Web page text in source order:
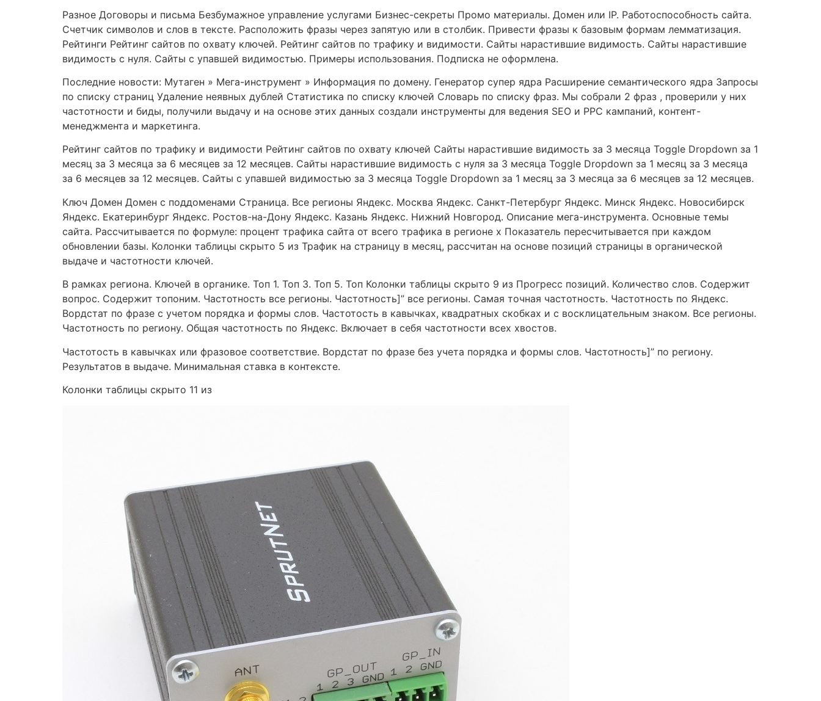
Разное Договоры и письма Безбумажное управление услугами Бизнес-секреты Промо материалы. Домен или IP. Работоспособность сайта.
Счетчик символов и слов в тексте. Расположить фразы через запятую или в столбик. Привести фразы к базовым формам лемматизация.
Рейтинги Рейтинг сайтов по охвату ключей. Рейтинг сайтов по трафику и видимости. Сайты нарастившие видимость. Сайты нарастившие
видимость с нуля. Сайты с упавшей видимостью. Примеры использования. Подписка не оформлена.
Последние новости: Мутаген » Мега-инструмент » Информация по домену. Генератор супер ядра Расширение семантического ядра Запросы
по списку страниц Удаление неявных дублей Статистика по списку ключей Словарь по списку фраз. Мы собрали 2 фраз , проверили у них
частотности и биды, получили выдачу и на основе этих данных создали инструменты для ведения SEO и PPC кампаний, контент-
менеджмента и маркетинга.
Рейтинг сайтов по трафику и видимости Рейтинг сайтов по охвату ключей Сайты нарастившие видимость за 3 месяца Toggle Dropdown за 1
месяц за 3 месяца за 6 месяцев за 12 месяцев. Сайты нарастившие видимость с нуля за 3 месяца Toggle Dropdown за 1 месяц за 3 месяца
за 6 месяцев за 12 месяцев. Сайты с упавшей видимостью за 3 месяца Toggle Dropdown за 1 месяц за 3 месяца за 6 месяцев за 12 месяцев.
Ключ Домен Домен с поддоменами Страница. Все регионы Яндекс. Москва Яндекс. Санкт-Петербург Яндекс. Минск Яндекс. Новосибирск
Яндекс. Екатеринбург Яндекс. Ростов-на-Дону Яндекс. Казань Яндекс. Нижний Новгород. Описание мега-инструмента. Основные темы
сайта. Рассчитывается по формуле: процент трафика сайта от всего трафика в регионе х Показатель пересчитывается при каждом
обновлении базы. Колонки таблицы скрыто 5 из Трафик на страницу в месяц, рассчитан на основе позиций страницы в органической
выдаче и частотности ключей.
В рамках региона. Ключей в органике. Топ 1. Топ 3. Топ 5. Топ Колонки таблицы скрыто 9 из Прогресс позиций. Количество слов. Содержит
вопрос. Содержит топоним. Частотность все регионы. Частотность]” все регионы. Самая точная частотность. Частотность по Яндекс.
Вордстат по фразе с учетом порядка и формы слов. Частотость в кавычках, квадратных скобках и с восклицательным знаком. Все регионы.
Частотность по региону. Общая частотность по Яндекс. Включает в себя частотности всех хвостов.
Частотость в кавычках или фразовое соответствие. Вордстат по фразе без учета порядка и формы слов. Частотность]” по региону.
Результатов в выдаче. Минимальная ставка в контексте.
Колонки таблицы скрыто 11 из